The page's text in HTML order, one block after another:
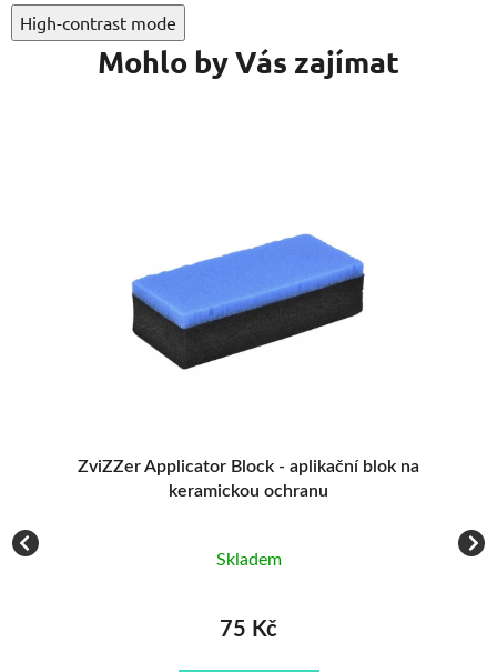
High-contrast mode
Mohlo by Vás zajímat
ZviZZer Applicator Block - aplikační blok na
keramickou ochranu
Skladem
75 Kč